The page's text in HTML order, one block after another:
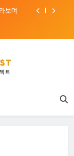
보며
며